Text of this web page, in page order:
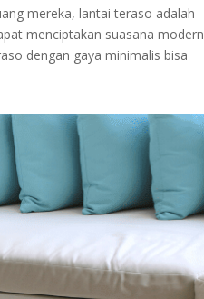
mereka, lantai teraso adalah
menciptakan suasana modern
dengan gaya minimalis bisa